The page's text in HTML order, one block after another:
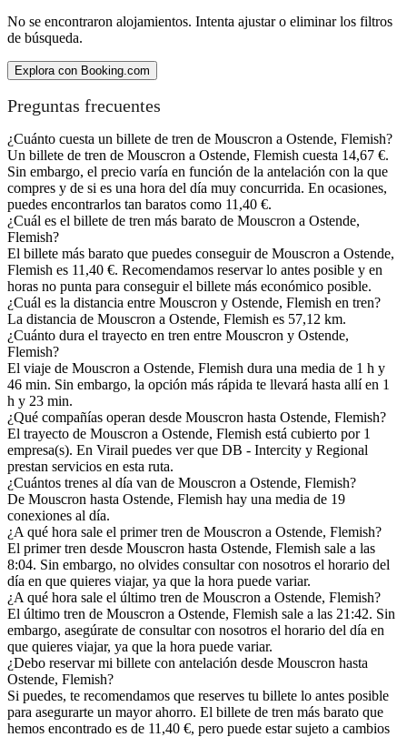
No se encontraron alojamientos. Intenta ajustar o eliminar los filtros
de búsqueda.
Explora con Booking.com
Preguntas frecuentes
¿Cuánto cuesta un billete de tren de Mouscron a Ostende, Flemish?
Un billete de tren de Mouscron a Ostende, Flemish cuesta 14,67 €.
Sin embargo, el precio varía en función de la antelación con la que
compres y de si es una hora del día muy concurrida. En ocasiones,
puedes encontrarlos tan baratos como 11,40 €.
¿Cuál es el billete de tren más barato de Mouscron a Ostende,
Flemish?
El billete más barato que puedes conseguir de Mouscron a Ostende,
Flemish es 11,40 €. Recomendamos reservar lo antes posible y en
horas no punta para conseguir el billete más económico posible.
¿Cuál es la distancia entre Mouscron y Ostende, Flemish en tren?
La distancia de Mouscron a Ostende, Flemish es 57,12 km.
¿Cuánto dura el trayecto en tren entre Mouscron y Ostende,
Flemish?
El viaje de Mouscron a Ostende, Flemish dura una media de 1 h y
46 min. Sin embargo, la opción más rápida te llevará hasta allí en 1
h y 23 min.
¿Qué compañías operan desde Mouscron hasta Ostende, Flemish?
El trayecto de Mouscron a Ostende, Flemish está cubierto por 1
empresa(s). En Virail puedes ver que DB - Intercity y Regional
prestan servicios en esta ruta.
¿Cuántos trenes al día van de Mouscron a Ostende, Flemish?
De Mouscron hasta Ostende, Flemish hay una media de 19
conexiones al día.
¿A qué hora sale el primer tren de Mouscron a Ostende, Flemish?
El primer tren desde Mouscron hasta Ostende, Flemish sale a las
8:04. Sin embargo, no olvides consultar con nosotros el horario del
día en que quieres viajar, ya que la hora puede variar.
¿A qué hora sale el último tren de Mouscron a Ostende, Flemish?
El último tren de Mouscron a Ostende, Flemish sale a las 21:42. Sin
embargo, asegúrate de consultar con nosotros el horario del día en
que quieres viajar, ya que la hora puede variar.
¿Debo reservar mi billete con antelación desde Mouscron hasta
Ostende, Flemish?
Si puedes, te recomendamos que reserves tu billete lo antes posible
para asegurarte un mayor ahorro. El billete de tren más barato que
hemos encontrado es de 11,40 €, pero puede estar sujeto a cambios